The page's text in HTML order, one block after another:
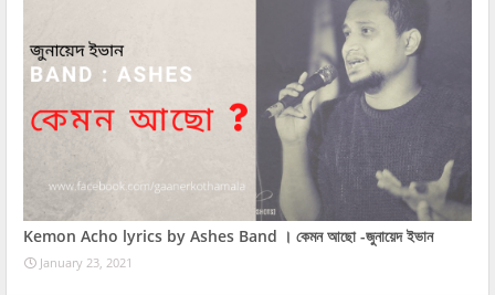
Kemon Acho lyrics by Ashes Band । কেমন আছো -জুনায়েদ ইভান
January 23, 2021